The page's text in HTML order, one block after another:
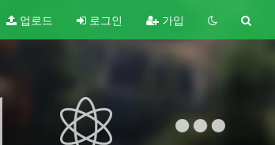
업로드 로그인 가입